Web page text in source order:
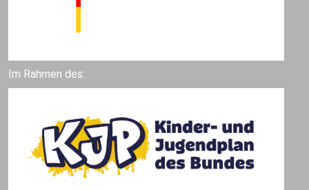
Im Rahmen des: